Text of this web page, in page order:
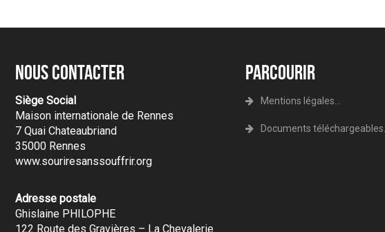
Nous contacter
Siège Social
Maison internationale de Rennes
7 Quai Chateaubriand
35000 Rennes
www.souriresanssouffrir.org
Adresse postale
Ghislaine PHILOPHE
122 Route des Gravières – La Chevalerie
Parcourir
Mentions légales...
Documents téléchargeables...